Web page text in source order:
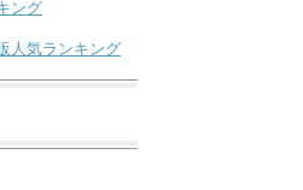
ング
人気ランキング